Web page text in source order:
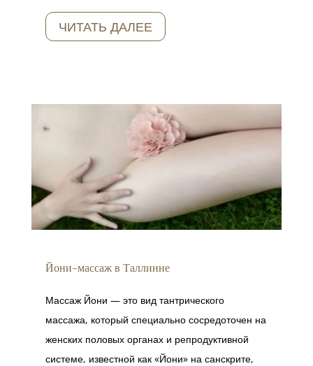
ЧИТАТЬ ДАЛЕЕ
Йони-массаж в Таллинне
Массаж Йони — это вид тантрического
массажа, который специально сосредоточен на
женских половых органах и репродуктивной
системе, известной как «Йони» на санскрите,